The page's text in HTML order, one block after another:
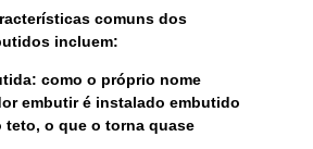
comuns dos
incluem:
como o próprio nome
embutir é instalado embutido
teto, o que o torna quase